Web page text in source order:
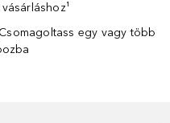
egy vagy több